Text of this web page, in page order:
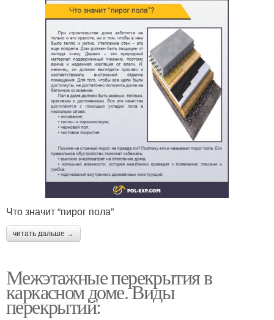
Что значит “пирог пола”
читать дальше →
Межэтажные перекрытия в
каркасном доме. Виды
перекрытий: